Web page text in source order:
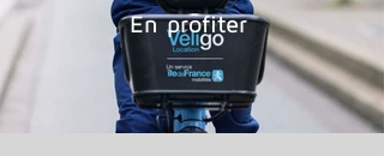
En profiter